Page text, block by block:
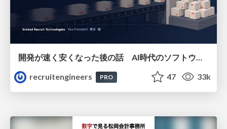
開発が速く安くなった後の話 AI時代のソフトウェアエンジニアリング組織論 #devsumi
recruitengineers
PRO 47 33k